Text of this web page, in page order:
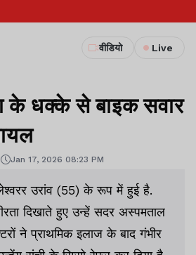
वीडियो Live
के धक्के से बाइक सवार
Jan 17, 2026 08:23 PM
उरांव (55) के रूप में हुई है.
दिखाते हुए उन्हें सदर अस्पमताल
ने प्राथमिक इलाज के बाद गंभीर